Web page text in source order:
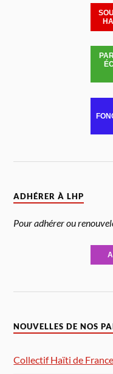
ADHÉRER À LHP
Pour adhérer ou
NOUVELLES DE NOS
Collectif Haïti de